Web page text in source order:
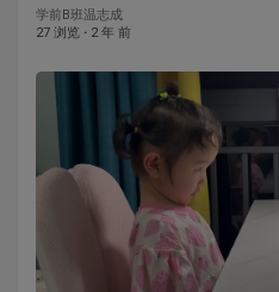
学前B班温志成
27 浏览 · 2 年 前